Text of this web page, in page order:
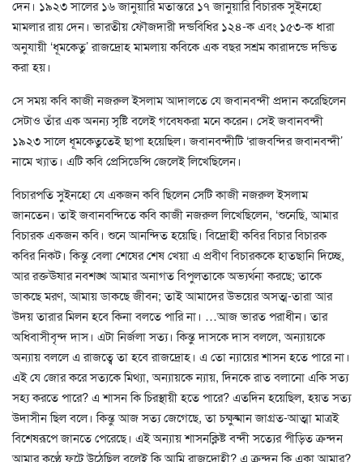
দেন। ১৯২৩ সালের ১৬ জানুয়ারি মতান্তরে ১৭ জানুয়ারি বিচারক সুইনহো
মামলার রায় দেন। ভারতীয় ফৌজদারী দন্ডবিধির ১২৪-ক এবং ১৫৩-ক ধারা
অনুযায়ী ‘ধূমকেতু’ রাজদ্রোহ মামলায় কবিকে এক বছর সশ্রম কারাদন্ডে দন্ডিত
করা হয়।
সে সময় কবি কাজী নজরুল ইসলাম আদালতে যে জবানবন্দী প্রদান করেছিলেন
সেটাও তাঁর এক অনন্য সৃষ্টি বলেই গবেষকরা মনে করেন। সেই জবানবন্দী
১৯২৩ সালে ধূমকেতুতেই ছাপা হয়েছিল। জবানবন্দীটি ‘রাজবন্দির জবানবন্দী’
নামে খ্যাত। এটি কবি প্রেসিডেন্সি জেলেই লিখেছিলেন।
বিচারপতি সুইনহো যে একজন কবি ছিলেন সেটি কাজী নজরুল ইসলাম
জানতেন। তাই জবানবন্দিতে কবি কাজী নজরুল লিখেছিলেন, ‘শুনেছি, আমার
বিচারক একজন কবি। শুনে আনন্দিত হয়েছি। বিদ্রোহী কবির বিচার বিচারক
কবির নিকট। কিন্তু বেলা শেষের শেষ খেয়া এ প্রবীণ বিচারককে হাতছানি দিচ্ছে,
আর রক্তঊষার নবশঙ্খ আমার অনাগত বিপুলতাকে অভ্যর্থনা করছে; তাকে
ডাকছে মরণ, আমায় ডাকছে জীবন; তাই আমাদের উভয়ের অসত্ম-তারা আর
উদয় তারার মিলন হবে কিনা বলতে পারি না। …আজ ভারত পরাধীন। তার
অধিবাসীবৃন্দ দাস। এটা নির্জলা সত্য। কিন্তু দাসকে দাস বললে, অন্যায়কে
অন্যায় বললে এ রাজত্বে তা হবে রাজদ্রোহ। এ তো ন্যায়ের শাসন হতে পারে না।
এই যে জোর করে সত্যকে মিথ্যা, অন্যায়কে ন্যায়, দিনকে রাত বলানো একি সত্য
সহ্য করতে পারে? এ শাসন কি চিরস্থায়ী হতে পারে? এতদিন হয়েছিল, হয়ত সত্য
উদাসীন ছিল বলে। কিন্তু আজ সত্য জেগেছে, তা চক্ষুষ্মান জাগ্রত-আত্মা মাত্রই
বিশেষরূপে জানতে পেরেছে। এই অন্যায় শাসনক্লিষ্ট বন্দী সত্যের পীড়িত ক্রন্দন
আমার কণ্ঠে ফুটে উঠেছিল বলেই কি আমি রাজদ্রোহী? এ ক্রন্দন কি একা আমার?